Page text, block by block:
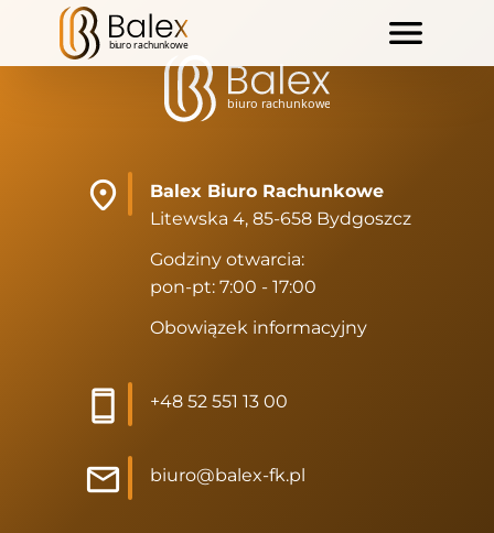
Balex Biuro Rachunkowe
Litewska 4, 85-658 Bydgoszcz
Godziny otwarcia:
pon-pt: 7:00 - 17:00
Obowiązek informacyjny
+48 52 551 13 00
biuro@balex-fk.pl